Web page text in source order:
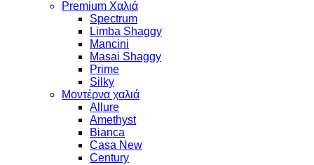
Premium Χαλιά
Spectrum
Limba Shaggy
Mancini
Masai Shaggy
Prime
Silky
Μοντέρνα χαλιά
Allure
Amethyst
Bianca
Casa New
Century